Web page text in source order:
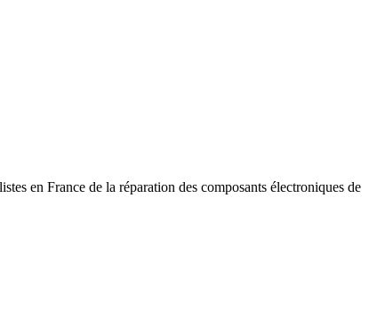
en France de la réparation des composants électroniques de